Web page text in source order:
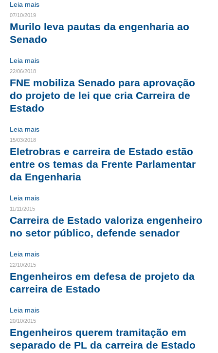
CONTRIBUIÇÃO SINDICAL URBANA
REVISÃO DE APOSENTADORIA
LEGISLAÇÃO
LEI 4.950-A/1966 – PISO SALARIAL
LEI 5.194/1966 – REGULAMENTAÇÃO DA PROFISSÃO
LEI 6.496/1977 – ART
RES 1.002/2002 – CÓDIGO DE ÉTICA
PISO SALARIAL
APRESENTAÇÃO
EMPREGO E ESTÁGIO
CARREIRA
NEWSLETTER
Leia mais
07/10/2019
Murilo leva pautas da engenharia ao
Senado
Leia mais
22/06/2018
FNE mobiliza Senado para aprovação
do projeto de lei que cria Carreira de
Estado
Leia mais
15/03/2018
Eletrobras e carreira de Estado estão
entre os temas da Frente Parlamentar
da Engenharia
Leia mais
11/11/2015
Carreira de Estado valoriza engenheiro
no setor público, defende senador
Leia mais
22/10/2015
Engenheiros em defesa de projeto da
carreira de Estado
Leia mais
20/10/2015
Engenheiros querem tramitação em
separado de PL da carreira de Estado